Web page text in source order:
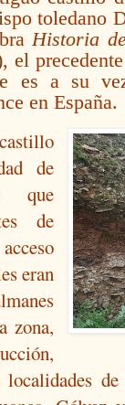
toledano
Historia
el
es a su
en España.
de
que
de
eran
zona,